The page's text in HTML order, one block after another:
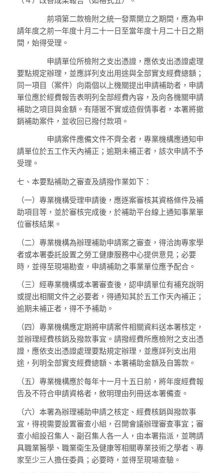
前項第二款檢附之統一發票開立之期間，應為申
請年度之前一年度十月二十一日至當年度十月二十日之期
間，始得受理。
申請單位所檢附之支出憑證，應依支出憑證處理
要點規定辦理，並應詳列支出用途與全部實支經費總額；
同一項目（案件）向兩個以上機關提出申請補助者，申請
單位應於經費報告表明列全部經費內容，及向各機關申請
補助之項目與金額。有隱匿不實或造假情事者，本署將撤
銷補助案件，並收回已撥付款項。
申請案件應備文件不齊全者，專業機構應通知申
請單位於五工作天內補正；逾期未補正者，該次申請不予
受理。
七、 本要點補助之審查及請撥作業如下：
（一） 專業機構受理申請後，應逐案審核其資格條件及補
助項目等，並於審核完成後，於補助平台線上通知事業單
位審核結果。
（二） 專業機構為辦理補助申請案之審查，得洽詢專家學
者或本署委託設置之勞工健康服務中心提供意見；必要
時，並得至現場勘查，申請補助之事業單位應予配合。
（三） 經專業機構或本署審查後，認申請單位有補充說明
或提出相關文件之必要者，得通知其於五工作天內補正；
逾期未補正者，得不予補助。
（四） 專業機構應定期將申請案件相關資料送本署核定，
並辦理經費核銷及撥款事宜。請撥經費所應檢附之支出憑
證，應依支出憑證處理要點規定辦理，並應詳列支出用
途，列明全部實支經費總額、本署補助金額及自籌款。
（五） 專業機構應於每年十一月十五日前，將年度經費報
告及不符合申請資格者，敘明理由列冊送本署備查。
（六） 本署為辦理補助申請之核定、經費核銷與撥款事
宜，得視需要設置審查小組，召開會議辦理審查事宜；審
查小組設召集人、副召集人各一人，由本署指派，並聘請
具職業醫學、職業衛生及健康等相關專業技術之學者、專
家至少三人擔任委員；必要時，並得至現場查驗。